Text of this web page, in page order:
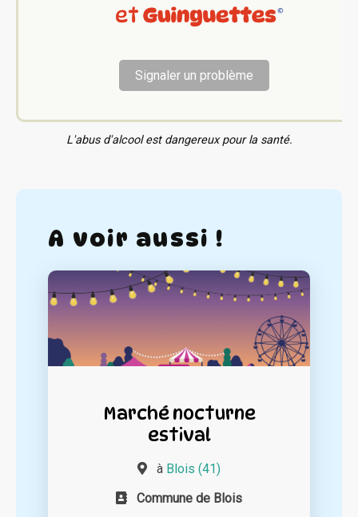
Signaler un problème
L'abus d'alcool est dangereux pour la santé.
A voir aussi !
Marché nocturne
estival
à Blois (41)
Commune de Blois